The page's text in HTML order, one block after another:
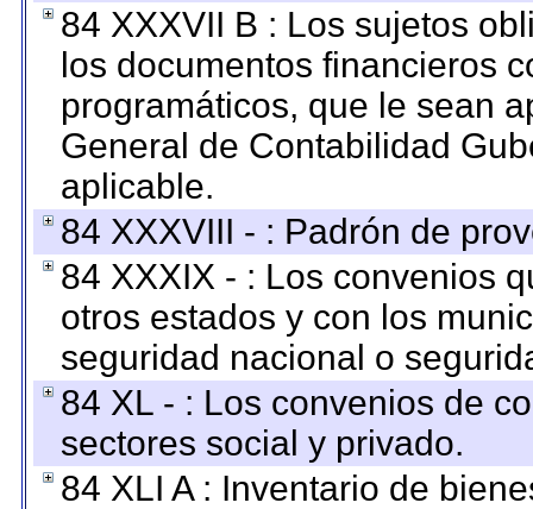
84 XXXVII B : Los sujetos
los documentos financieros
programáticos, que le sean
General de Contabilidad
aplicable.
84 XXXVIII - : Padrón de
84 XXXIX - : Los convenios
otros estados y con los
seguridad nacional o
84 XL - : Los convenios de
sectores social y privado.
84 XLI A : Inventario de